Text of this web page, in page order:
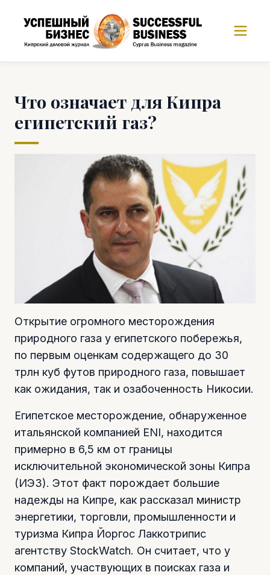
Что означает для Кипра
египетский газ?
Открытие огромного месторождения
природного газа у египетского побережья,
по первым оценкам содержащего до 30
трлн куб футов природного газа, повышает
как ожидания, так и озабоченность Никосии.
Египетское месторождение, обнаруженное
итальянской компанией ENI, находится
примерно в 6,5 км от границы
исключительной экономической зоны Кипра
(ИЭЗ). Этот факт порождает большие
надежды на Кипре, как рассказал министр
энергетики, торговли, промышленности и
туризма Кипра Йоргос Лаккотрипис
агентству StockWatch. Он считает, что у
компаний, участвующих в поисках газа и